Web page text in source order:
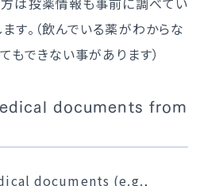
す。（飲んでいる薬がわからな
もできない事があります）
documents from
documents (e.g.,